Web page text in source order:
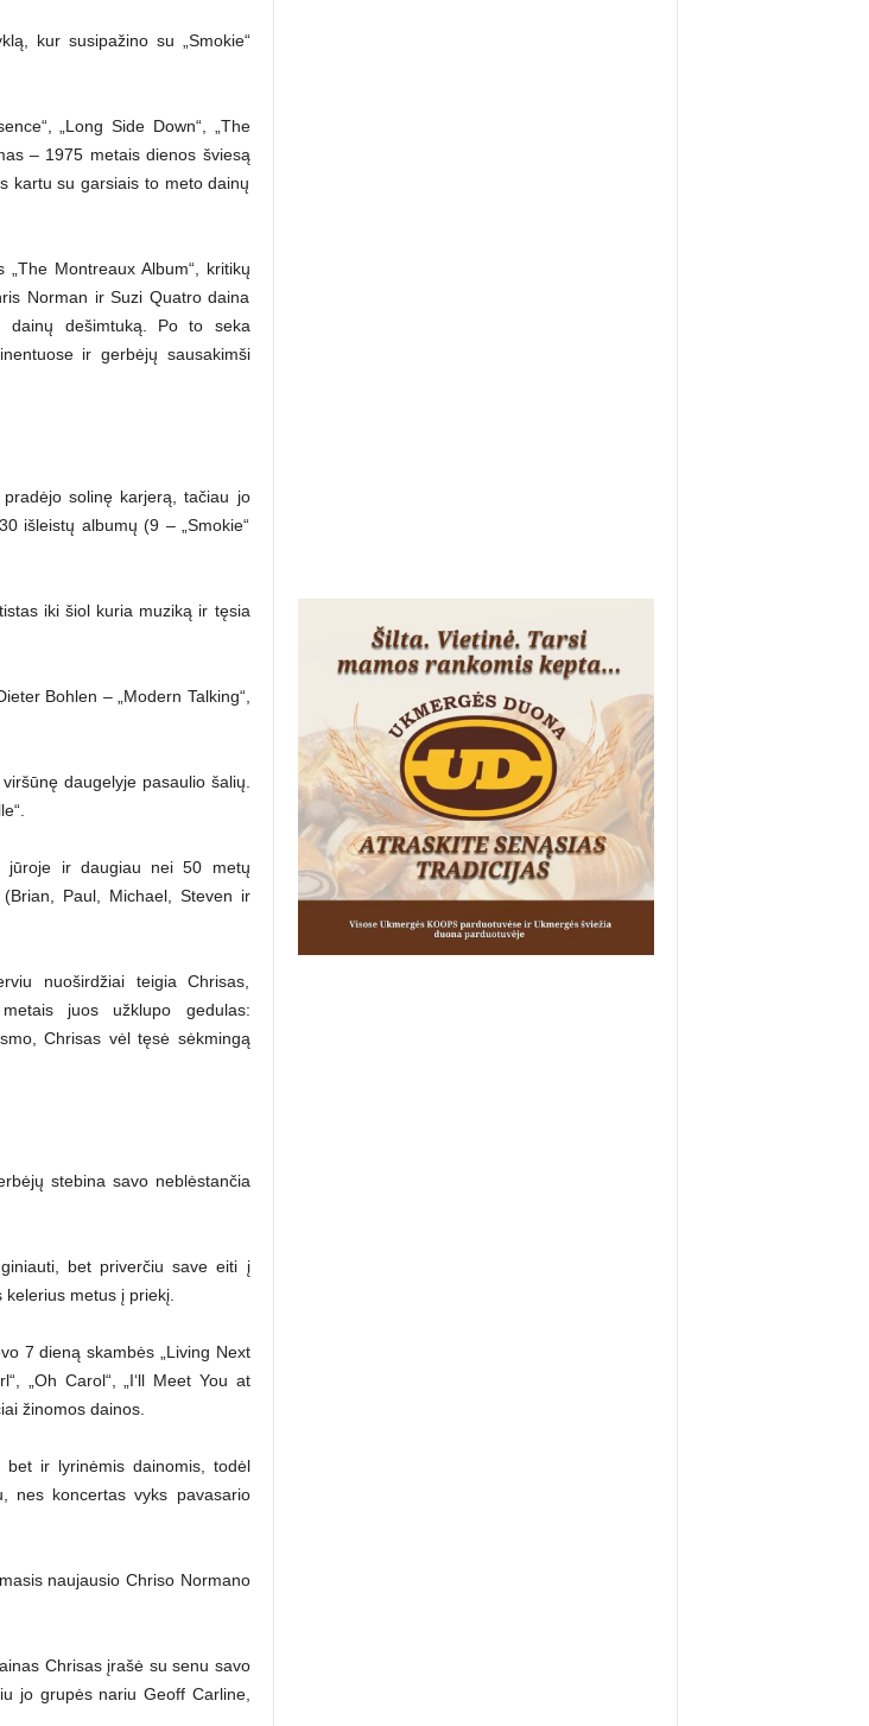
kur susipažino su „Smokie“
„Long Side Down“, „The
– 1975 metais dienos šviesą
kartu su garsiais to meto dainų
Montreaux Album“, kritikų
Norman ir Suzi Quatro daina
dainų dešimtuką. Po to seka
ir gerbėjų sausakimši
solinę karjerą, tačiau jo
išleistų albumų (9 – „Smokie“
iki šiol kuria muziką ir tęsia
Bohlen – „Modern Talking“,
daugelyje pasaulio šalių.
jūroje ir daugiau nei 50 metų
Paul, Michael, Steven ir
nuoširdžiai teigia Chrisas,
juos užklupo gedulas:
Chrisas vėl tęsė sėkmingą
stebina savo neblėstančia
bet priverčiu save eiti į
metus į priekį.
7 dieną skambės „Living Next
„Oh Carol“, „I‘ll Meet You at
žinomos dainos.
bet ir lyrinėmis dainomis, todėl
nes koncertas vyks pavasario
naujausio Chriso Normano
Chrisas įrašė su senu savo
jo grupės nariu Geoff Carline,